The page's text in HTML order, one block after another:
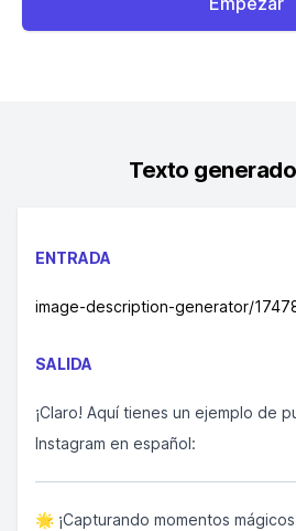
Texto
ENTRADA
image-description-generator/
SALIDA
¡Claro! Aquí tienes un ejemplo de
Instagram en español:
🌟 ¡Capturando momentos